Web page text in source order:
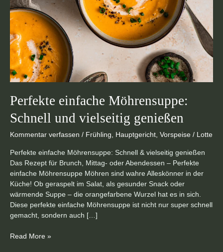
Perfekte einfache Möhrensuppe:
Schnell und vielseitig genießen
Kommentar verfassen / Frühling Hauptgericht Vorspeise / Lotte
Perfekte einfache Möhrensuppe: Schnell & vielseitig genießen
Das Rezept für Brunch, Mittag- oder Abendessen – Perfekte
einfache Möhrensuppe Möhren sind wahre Alleskönner in der
Küche! Ob geraspelt im Salat, als gesunder Snack oder
wärmende Suppe – die orangefarbene Wurzel hat es in sich.
Diese perfekte einfache Möhrensuppe ist nicht nur super schnell
gemacht, sondern auch […]
Read More »